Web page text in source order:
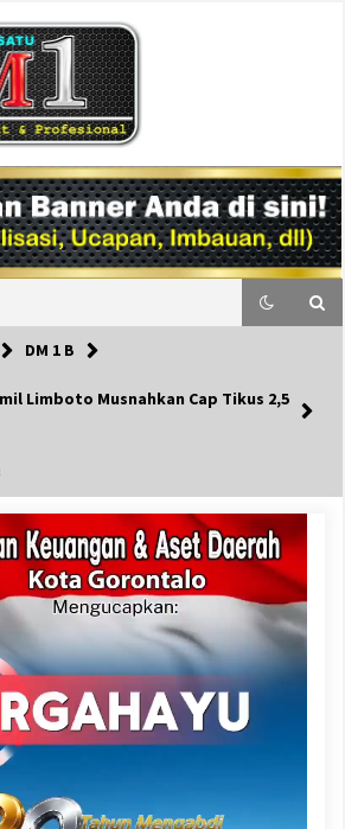
DM1
DM 1 B
Limboto Musnahkan Cap Tikus 2,5